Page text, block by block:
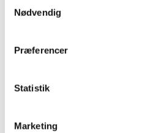
Nødvendig
Præferencer
Statistik
Marketing
Gavekort 400 DKK
Gavekort 600 DKK